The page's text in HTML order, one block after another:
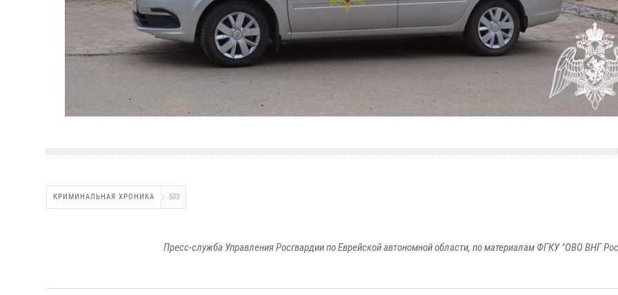
КРИМИНАЛЬНАЯ ХРОНИКА 503
Пресс-служба Управления Росгвардии по Еврейской автономной области, по материалам ФГКУ "ОВО ВНГ